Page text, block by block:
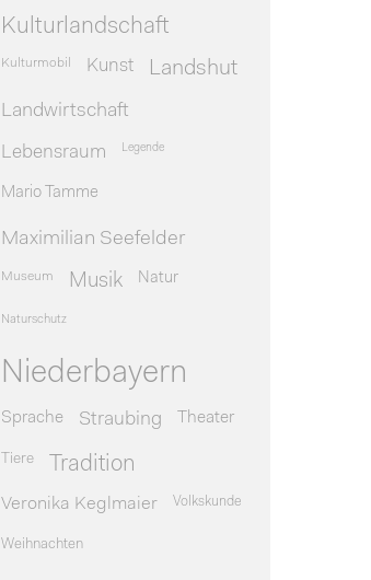
Kulturlandschaft
Kulturmobil Kunst Landshut
Landwirtschaft
Lebensraum Legende
Mario Tamme
Maximilian Seefelder
Museum Musik Natur
Naturschutz
Niederbayern
Sprache Straubing Theater
Tiere Tradition
Veronika Keglmaier Volkskunde
Weihnachten